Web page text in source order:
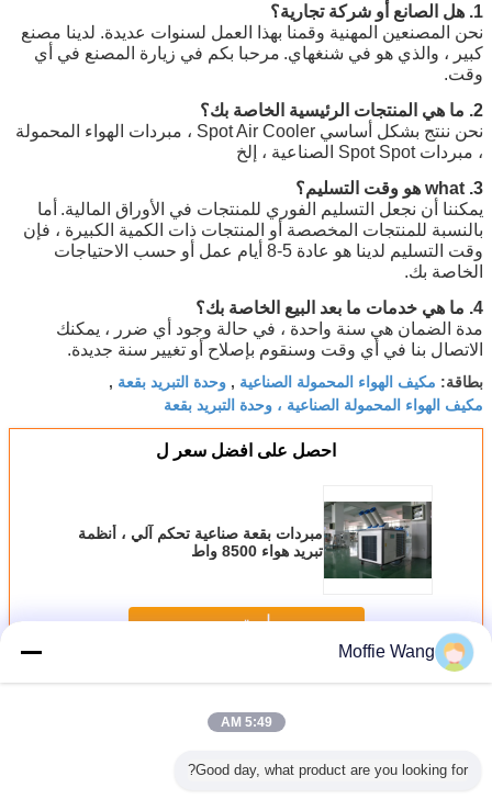
1. هل الصانع أو شركة تجارية؟
نحن المصنعين المهنية وقمنا بهذا العمل لسنوات عديدة. لدينا مصنع
كبير ، والذي هو في شنغهاي. مرحبا بكم في زيارة المصنع في أي
وقت.
2. ما هي المنتجات الرئيسية الخاصة بك؟
نحن ننتج بشكل أساسي Spot Air Cooler ، مبردات الهواء المحمولة
، مبردات Spot Spot الصناعية ، إلخ
3. what هو وقت التسليم؟
يمكننا أن نجعل التسليم الفوري للمنتجات في الأوراق المالية. أما
بالنسبة للمنتجات المخصصة أو المنتجات ذات الكمية الكبيرة ، فإن
وقت التسليم لدينا هو عادة 5-8 أيام عمل أو حسب الاحتياجات
الخاصة بك.
4. ما هي خدمات ما بعد البيع الخاصة بك؟
مدة الضمان هي سنة واحدة ، في حالة وجود أي ضرر ، يمكنك
الاتصال بنا في أي وقت وسنقوم بإصلاح أو تغيير سنة جديدة.
بطاقة: مكيف الهواء المحمولة الصناعية , وحدة التبريد بقعة ,
مكيف الهواء المحمولة الصناعية ، وحدة التبريد بقعة
احصل على افضل سعر ل
مبردات بقعة صناعية تحكم آلي ، أنظمة
تبريد هواء 8500 واط
استمر
أكثرمبردات بقعة الصناعية
Moffie Wang
5:49 AM
Good day, what product are you looking for?